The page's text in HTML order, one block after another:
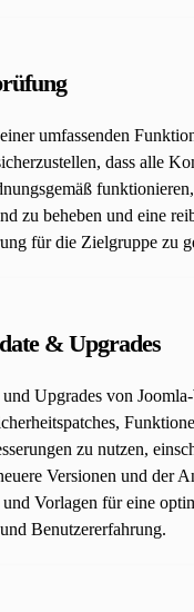
umfassenden
dass alle
zu beheben und eine
für die Zielgruppe zu
& Upgrades
Upgrades von
zu nutzen,
Versionen und der
Vorlagen für eine
Benutzererfahrung.